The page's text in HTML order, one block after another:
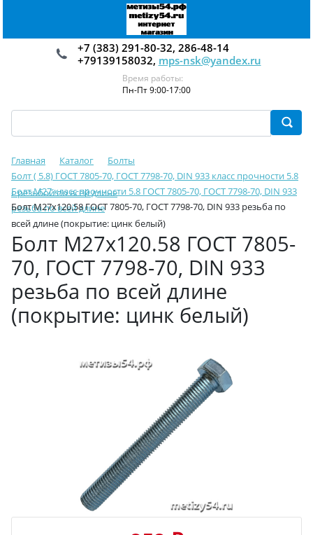
+7 (383) 291-80-32, 286-48-14
+79139158032, mps-nsk@yandex.ru
Время работы:
Пн-Пт 9:00-17:00
Главная Каталог
Болты
Болт ( 5.8) ГОСТ 7805-70, ГОСТ 7798-70, DIN 933 класс прочности 5.8
с резьбой по всей длине
Болт М27 класс прочности 5.8 ГОСТ 7805-70, ГОСТ 7798-70, DIN 933
резьба по всей длине
Болт М27х120.58 ГОСТ 7805-70, ГОСТ 7798-70, DIN 933 резьба по
всей длине (покрытие: цинк белый)
Болт М27х120.58 ГОСТ 7805-
70, ГОСТ 7798-70, DIN 933
резьба по всей длине
(покрытие: цинк белый)